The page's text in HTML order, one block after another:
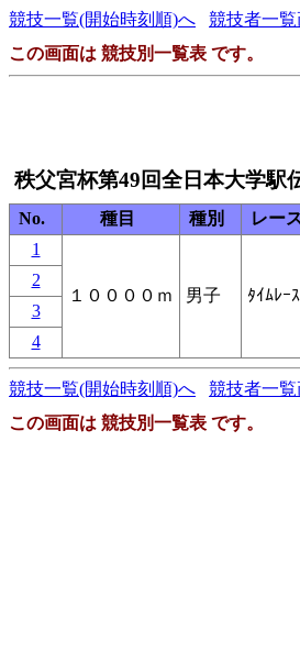
競技一覧(開始時刻順)へ 競技者一
この画面は 競技別一覧表 です。
秩父宮杯第49回全日本大学駅
No. 種目 種別 レー
1
１００００ｍ 男子 ﾀｲﾑﾚｰｽ
2
3
4
競技一覧(開始時刻順)へ 競技者一
この画面は 競技別一覧表 です。